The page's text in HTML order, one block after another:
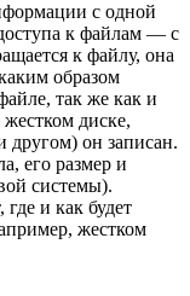
с одной
к файлам — с
к файлу, она
образом
так же как и
диске,
другом) он записан.
его размер и
системы).
и как будет
жестком